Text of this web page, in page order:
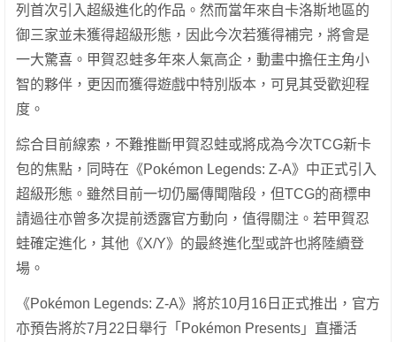
列首次引入超級進化的作品。然而當年來自卡洛斯地區的
御三家並未獲得超級形態，因此今次若獲得補完，將會是
一大驚喜。甲賀忍蛙多年來人氣高企，動畫中擔任主角小
智的夥伴，更因而獲得遊戲中特別版本，可見其受歡迎程
度。
綜合目前線索，不難推斷甲賀忍蛙或將成為今次TCG新卡
包的焦點，同時在《Pokémon Legends: Z-A》中正式引入
超級形態。雖然目前一切仍屬傳聞階段，但TCG的商標申
請過往亦曾多次提前透露官方動向，值得關注。若甲賀忍
蛙確定進化，其他《X/Y》的最終進化型或許也將陸續登
場。
《Pokémon Legends: Z-A》將於10月16日正式推出，官方
亦預告將於7月22日舉行「Pokémon Presents」直播活